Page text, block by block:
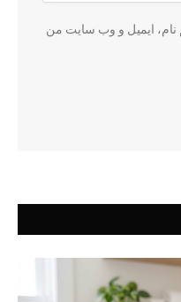
نام، ایمیل و وب سایت من